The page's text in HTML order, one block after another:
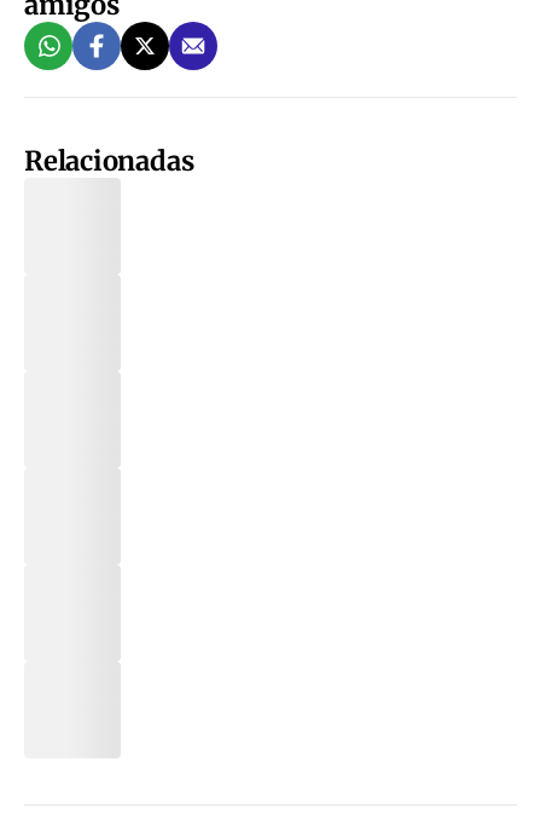
Relacionadas